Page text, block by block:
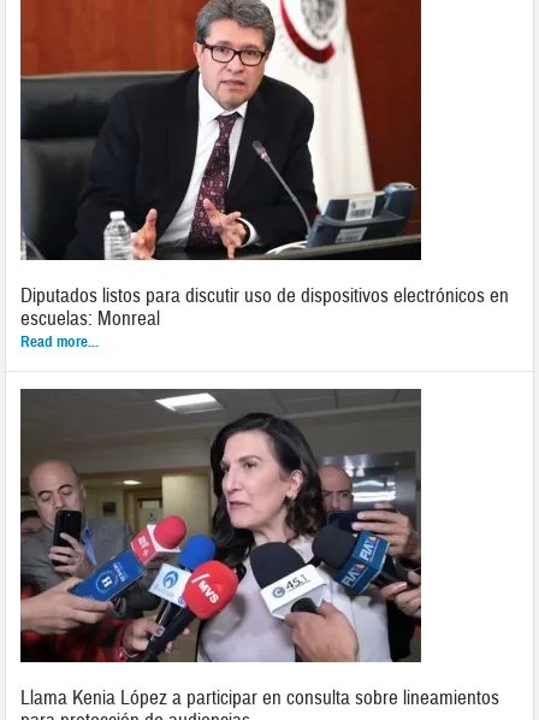
Diputados listos para discutir uso de dispositivos electrónicos en
escuelas: Monreal
Read more...
Llama Kenia López a participar en consulta sobre lineamientos